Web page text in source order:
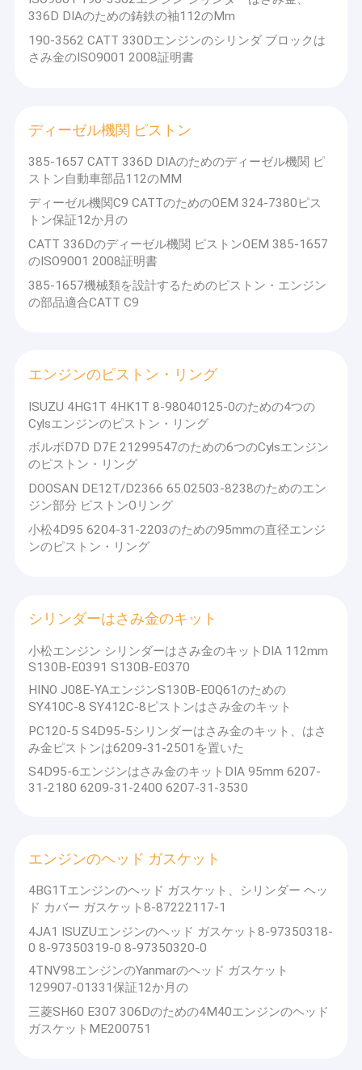
336D DIAのための鋳鉄の袖112のMm
190-3562 CATT 330Dエンジンのシリンダ ブロックは
さみ金のISO9001 2008証明書
ディーゼル機関 ピストン
385-1657 CATT 336D DIAのためのディーゼル機関 ピ
ストン自動車部品112のMM
ディーゼル機関C9 CATTのためのOEM 324-7380ピス
トン保証12か月の
CATT 336Dのディーゼル機関 ピストンOEM 385-1657
のISO9001 2008証明書
385-1657機械類を設計するためのピストン・エンジン
の部品適合CATT C9
エンジンのピストン・リング
ISUZU 4HG1T 4HK1T 8-98040125-0のための4つの
Cylsエンジンのピストン・リング
ボルボD7D D7E 21299547のための6つのCylsエンジン
のピストン・リング
DOOSAN DE12T/D2366 65.02503-8238のためのエン
ジン部分 ピストンOリング
小松4D95 6204-31-2203のための95mmの直径エンジ
ンのピストン・リング
シリンダーはさみ金のキット
小松エンジン シリンダーはさみ金のキットDIA 112mm
S130B-E0391 S130B-E0370
HINO J08E-YAエンジンS130B-E0Q61のための
SY410C-8 SY412C-8ピストンはさみ金のキット
PC120-5 S4D95-5シリンダーはさみ金のキット、はさ
み金ピストンは6209-31-2501を置いた
S4D95-6エンジンはさみ金のキットDIA 95mm 6207-
31-2180 6209-31-2400 6207-31-3530
エンジンのヘッド ガスケット
4BG1Tエンジンのヘッド ガスケット、シリンダー ヘッ
ド カバー ガスケット8-87222117-1
4JA1 ISUZUエンジンのヘッド ガスケット8-97350318-
0 8-97350319-0 8-97350320-0
4TNV98エンジンのYanmarのヘッド ガスケット
129907-01331保証12か月の
三菱SH60 E307 306Dのための4M40エンジンのヘッド
ガスケットME200751